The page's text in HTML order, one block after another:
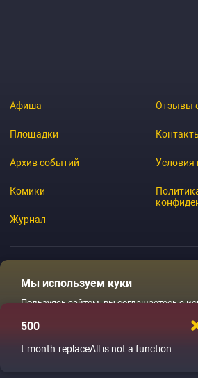
Афиша
Площадки
Архив событий
Комики
Журнал
Отзывы
Условия
Мы используем куки
Пользуясь сайтом, вы соглашаетесь с
Ладненько
500
t.month.replaceAll is not a function